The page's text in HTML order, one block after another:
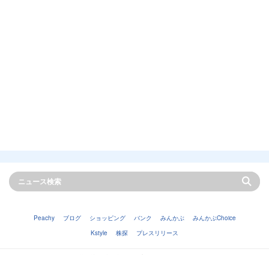
Peachy ブログ ショッピング バンク みんかぶ
みんかぶChoice
Kstyle
株探 プレスリリース